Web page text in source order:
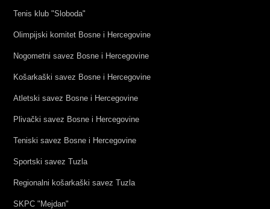
Tenis klub "Sloboda"
Olimpijski komitet Bosne i Hercegovine
Nogometni savez Bosne i Hercegovine
Košarkaški savez Bosne i Hercegovine
Atletski savez Bosne i Hercegovine
Plivački savez Bosne i Hercegovine
Teniski savez Bosne i Hercegovine
Sportski savez Tuzla
Regionalni košarkaški savez Tuzla
SKPC "Mejdan"